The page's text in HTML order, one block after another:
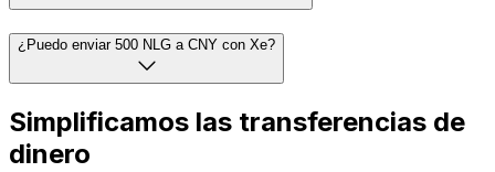
¿Puedo enviar 500 NLG a CNY con Xe?
Simplificamos las transferencias de
dinero